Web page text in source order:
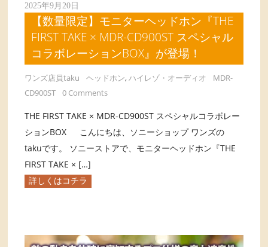
2025年9月20日
【数量限定】モニターヘッドホン『THE
FIRST TAKE × MDR-CD900ST スペシャル
コラボレーションBOX』が登場！
ワンズ店員taku ヘッドホン,ハイレゾ・オーディオ
MDR-
CD900ST
0 Comments
THE FIRST TAKE × MDR-CD900ST スペシャルコラボレー
ションBOX こんにちは、ソニーショップ ワンズの
takuです。 ソニーストアで、モニターヘッドホン『THE
FIRST TAKE × […]
詳しくはコチラ